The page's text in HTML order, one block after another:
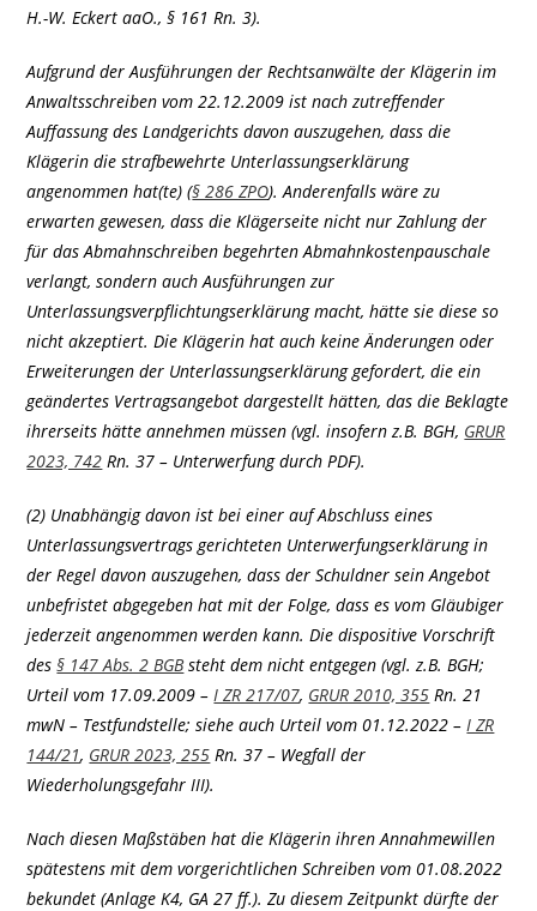
H.-W. Eckert aaO., § 161 Rn. 3).
Aufgrund der Ausführungen der Rechtsanwälte der Klägerin im
Anwaltsschreiben vom 22.12.2009 ist nach zutreffender
Auffassung des Landgerichts davon auszugehen, dass die
Klägerin die strafbewehrte Unterlassungserklärung
angenommen hat(te) (§ 286 ZPO). Anderenfalls wäre zu
erwarten gewesen, dass die Klägerseite nicht nur Zahlung der
für das Abmahnschreiben begehrten Abmahnkostenpauschale
verlangt, sondern auch Ausführungen zur
Unterlassungsverpflichtungserklärung macht, hätte sie diese so
nicht akzeptiert. Die Klägerin hat auch keine Änderungen oder
Erweiterungen der Unterlassungserklärung gefordert, die ein
geändertes Vertragsangebot dargestellt hätten, das die Beklagte
ihrerseits hätte annehmen müssen (vgl. insofern z.B. BGH, GRUR
2023, 742 Rn. 37 – Unterwerfung durch PDF).
(2) Unabhängig davon ist bei einer auf Abschluss eines
Unterlassungsvertrags gerichteten Unterwerfungserklärung in
der Regel davon auszugehen, dass der Schuldner sein Angebot
unbefristet abgegeben hat mit der Folge, dass es vom Gläubiger
jederzeit angenommen werden kann. Die dispositive Vorschrift
des§ 147 Abs. 2 BGBsteht dem nicht entgegen (vgl. z.B. BGH;
Urteil vom 17.09.2009 – I ZR 217/07, GRUR 2010, 355 Rn. 21
mwN – Testfundstelle; siehe auch Urteil vom 01.12.2022 – I ZR
144/21, GRUR 2023, 255 Rn. 37 – Wegfall der
Wiederholungsgefahr III).
Nach diesen Maßstäben hat die Klägerin ihren Annahmewillen
spätestens mit dem vorgerichtlichen Schreiben vom 01.08.2022
bekundet (Anlage K4, GA 27 ff.). Zu diesem Zeitpunkt dürfte der